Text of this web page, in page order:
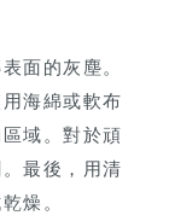
面的灰塵。
海綿或軟布
域。對於頑
最後，用清
燥。